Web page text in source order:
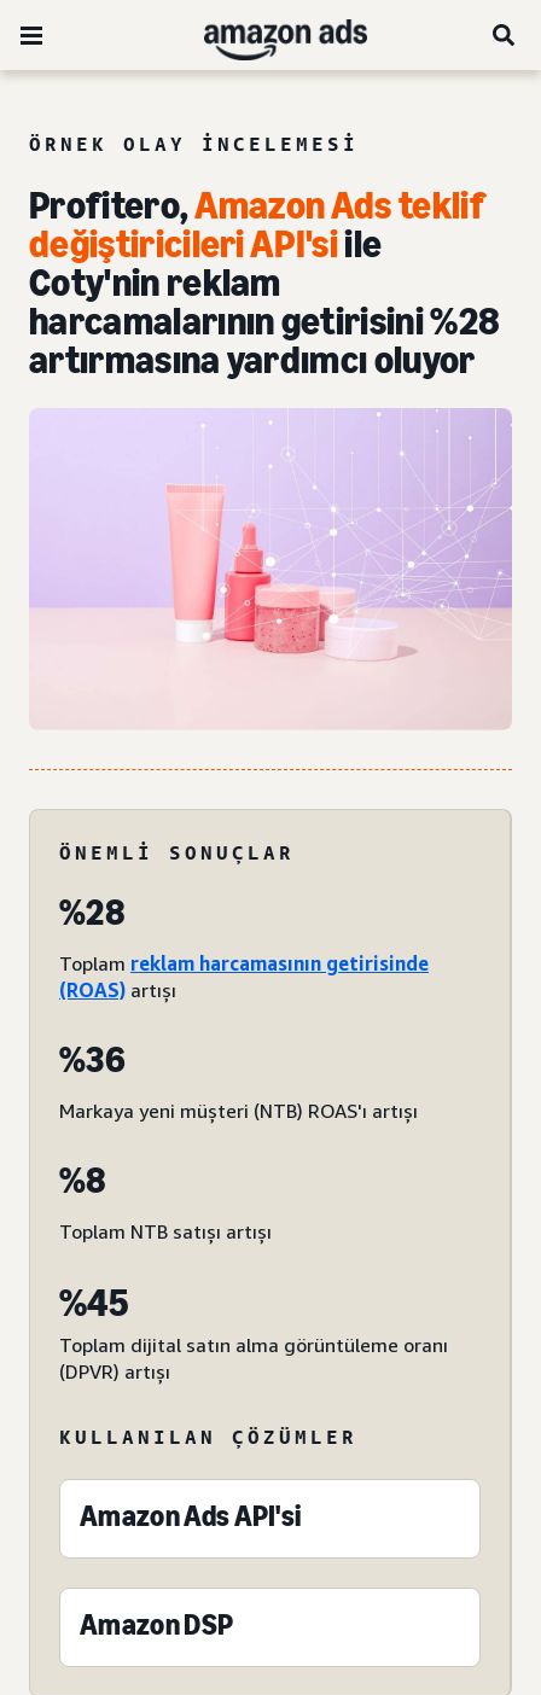
ÖRNEK OLAY INCELEMESI
Profitero,Amazon Ads teklif
değiştiricileri API'siile
Coty'nin reklam
harcamalarının getirisini %28
artırmasına yardımcı oluyor
ÖNEMLI SONUÇLAR
%28
Toplam reklam harcamasının getirisinde
(ROAS) artışı
%36
Markaya yeni müşteri (NTB) ROAS'ı artışı
%8
Toplam NTB satışı artışı
%45
Toplam dijital satın alma görüntüleme oranı
(DPVR) artışı
KULLANILAN ÇÖZÜMLER
Amazon Ads API'si
Amazon DSP